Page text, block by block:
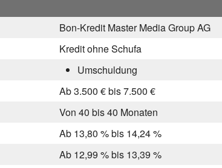
Bon-Kredit Master Media Group AG
Kredit ohne Schufa
Umschuldung
Ab 3.500 € bis 7.500 €
Von 40 bis 40 Monaten
Ab 13,80 % bis 14,24 %
Ab 12,99 % bis 13,39 %